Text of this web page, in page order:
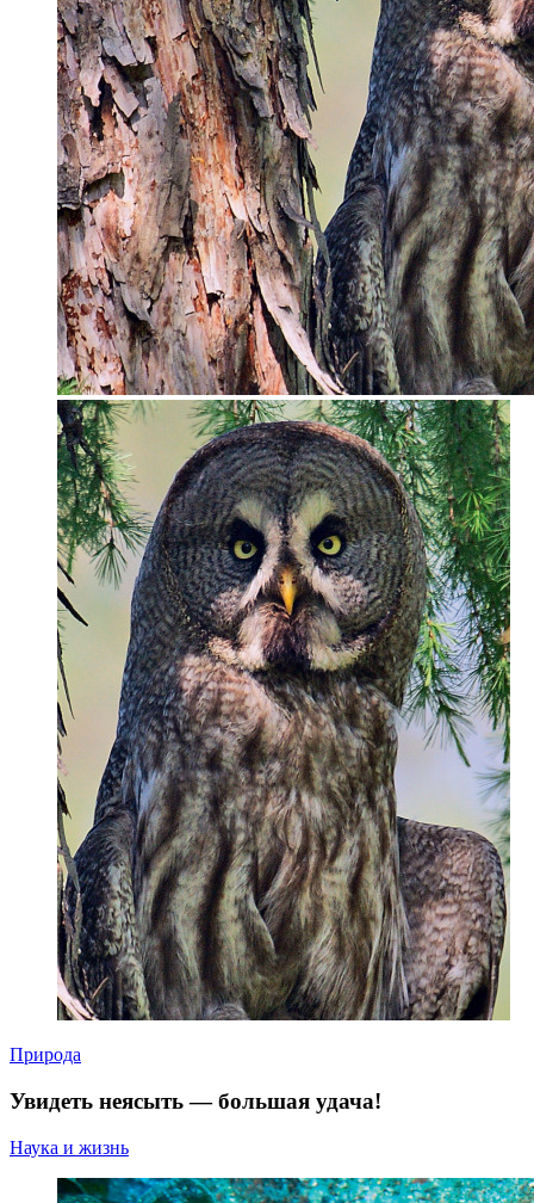
Природа
Увидеть неясыть — большая удача!
Наука и жизнь